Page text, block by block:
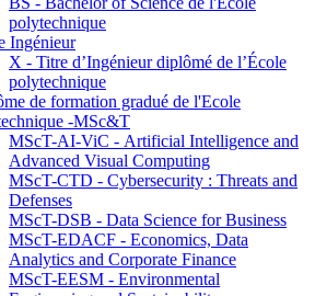
polytechnique
Ingénieur
X - Titre d’Ingénieur diplômé de l’École
polytechnique
de formation gradué de l'Ecole
-MSc&T
MScT-AI-ViC - Artificial Intelligence and
Advanced Visual Computing
MScT-CTD - Cybersecurity : Threats and
Defenses
MScT-DSB - Data Science for Business
MScT-EDACF - Economics, Data
Analytics and Corporate Finance
MScT-EESM - Environmental